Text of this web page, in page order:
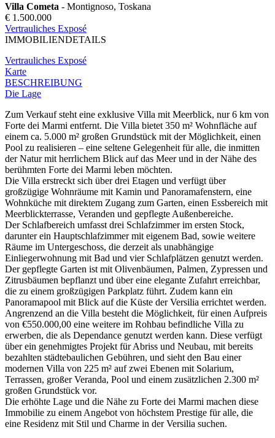
Villa Cometa - Montignoso, Toskana
€ 1.500.000
Vertrauliches Exposé
IMMOBILIENDETAILS
Vertrauliches Exposé
Karte
BESCHREIBUNG
Die Lage
Zum Verkauf steht eine exklusive Villa mit Meerblick, nur 6 km von
Forte dei Marmi entfernt. Die Villa bietet 350 m² Wohnfläche auf
einem ca. 5.000 m² großen Grundstück mit der Möglichkeit, einen
Pool zu realisieren – eine seltene Gelegenheit für alle, die inmitten
der Natur mit herrlichem Blick auf das Meer und in der Nähe des
berühmten Forte dei Marmi leben möchten.
Die Villa erstreckt sich über drei Etagen und verfügt über
großzügige Wohnräume mit Kamin und Panoramafenstern, eine
Wohnküche mit direktem Zugang zum Garten, einen Essbereich mit
Meerblickterrasse, Veranden und gepflegte Außenbereiche.
Der Schlafbereich umfasst drei Schlafzimmer im ersten Stock,
darunter ein Hauptschlafzimmer mit eigenem Bad, sowie weitere
Räume im Untergeschoss, die derzeit als unabhängige
Einliegerwohnung mit Bad und vier Schlafplätzen genutzt werden.
Der gepflegte Garten ist mit Olivenbäumen, Palmen, Zypressen und
Zitrusbäumen bepflanzt und über eine elegante Zufahrt erreichbar,
die zu einem großzügigen Parkplatz führt. Zudem kann ein
Panoramapool mit Blick auf die Küste der Versilia errichtet werden.
Angrenzend an die Villa besteht die Möglichkeit, für einen Aufpreis
von €550.000,00 eine weitere im Rohbau befindliche Villa zu
erwerben, die als Dependance genutzt werden kann. Diese verfügt
über ein genehmigtes Projekt für Abriss und Neubau, mit bereits
bezahlten städtebaulichen Gebühren, und sieht den Bau einer
modernen Villa von 225 m² auf zwei Ebenen mit Solarium,
Terrassen, großer Veranda, Pool und einem zusätzlichen 2.300 m²
großen Grundstück vor.
Die erhöhte Lage und die Nähe zu Forte dei Marmi machen diese
Immobilie zu einem Angebot von höchstem Prestige für alle, die
eine Residenz mit Stil und Charme in der Versilia suchen.